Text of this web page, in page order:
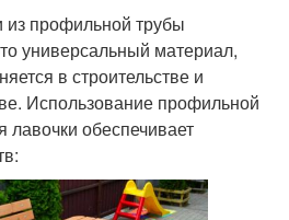
профильной трубы
универсальный материал,
в строительстве и
Использование профильной
лавочки обеспечивает